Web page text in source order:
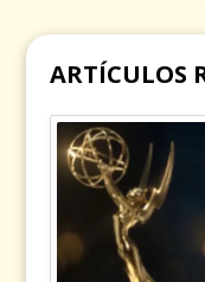
ARTÍCULOS